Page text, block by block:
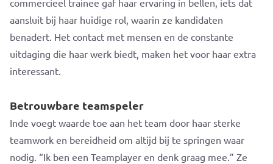
commercieel trainee gaf haar ervaring in bellen, iets dat
aansluit bij haar huidige rol, waarin ze kandidaten
benadert. Het contact met mensen en de constante
uitdaging die haar werk biedt, maken het voor haar extra
interessant.
Betrouwbare teamspeler
Inde voegt waarde toe aan het team door haar sterke
teamwork en bereidheid om altijd bij te springen waar
nodig. “Ik ben een Teamplayer en denk graag mee.” Ze